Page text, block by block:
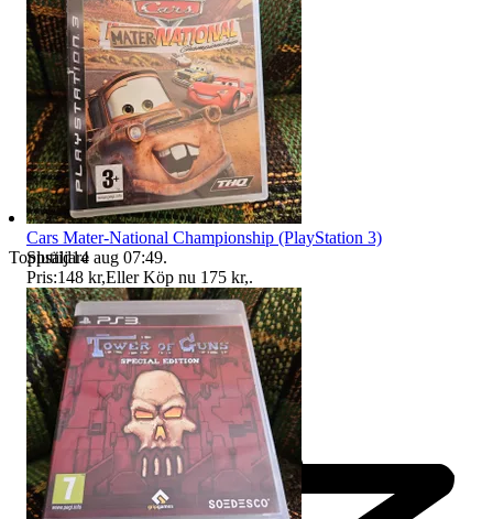
Toppsäljare
Cars Mater-National Championship (PlayStation 3)
Sluttid14 aug 07:49.
Pris:148 kr,Eller Köp nu 175 kr,.